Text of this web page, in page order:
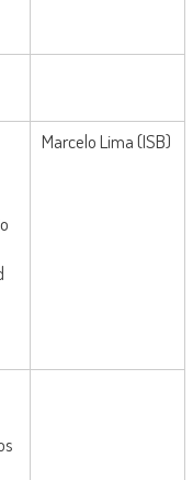
Marcelo Lima (ISB)